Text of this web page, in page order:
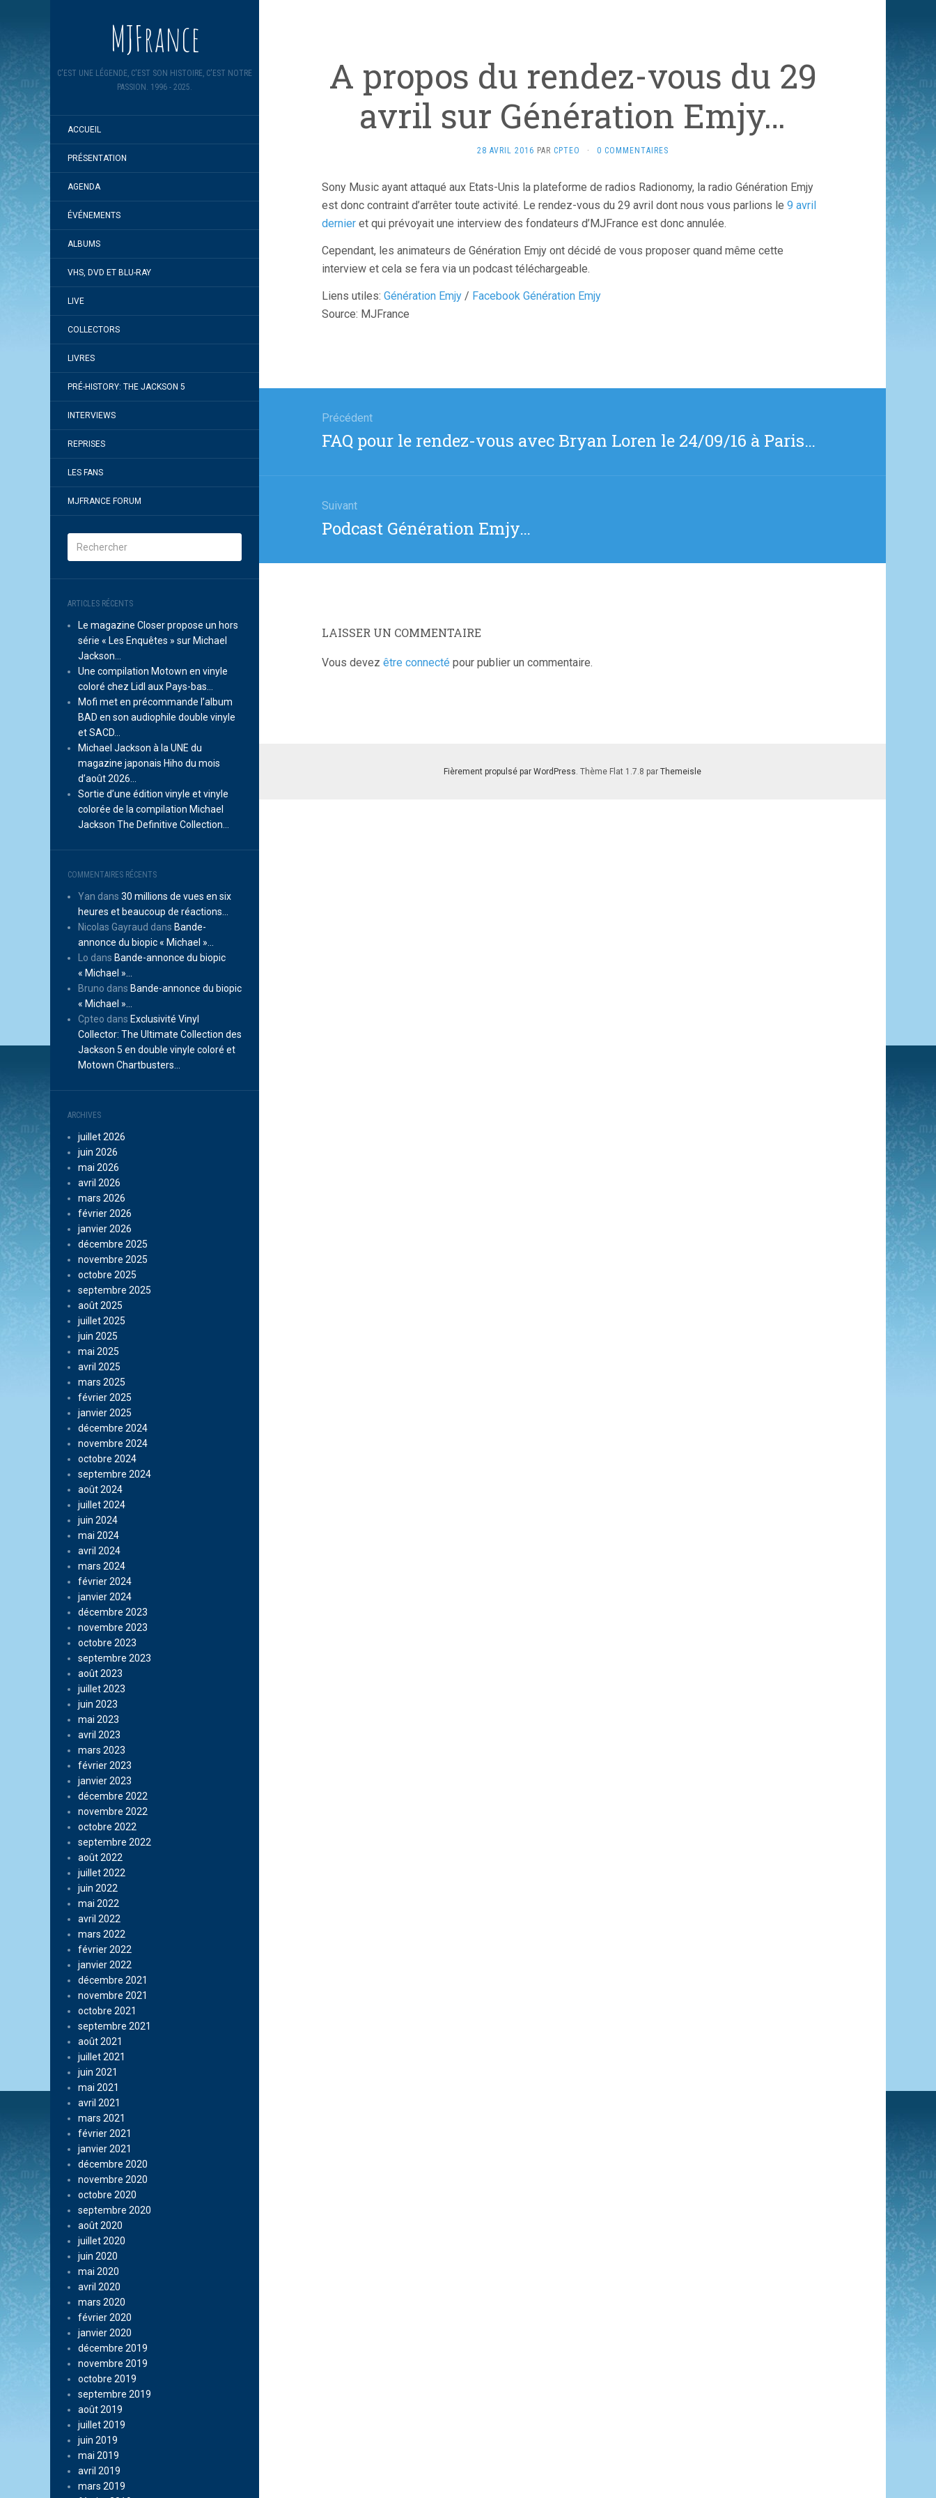
MJFrance
C'EST UNE LÉGENDE, C'EST SON HISTOIRE, C'EST NOTRE
PASSION. 1996 - 2025.
ACCUEIL
PRÉSENTATION
AGENDA
ÉVÉNEMENTS
ALBUMS
VHS, DVD ET BLU-RAY
LIVE
COLLECTORS
LIVRES
PRÉ-HISTORY: THE JACKSON 5
INTERVIEWS
REPRISES
LES FANS
MJFRANCE FORUM
ARTICLES RÉCENTS
Le magazine Closer propose un hors
série « Les Enquêtes » sur Michael
Jackson…
Une compilation Motown en vinyle
coloré chez Lidl aux Pays-bas…
Mofi met en précommande l’album
BAD en son audiophile double vinyle
et SACD…
Michael Jackson à la UNE du
magazine japonais Hiho du mois
d’août 2026…
Sortie d’une édition vinyle et vinyle
colorée de la compilation Michael
Jackson The Definitive Collection…
COMMENTAIRES RÉCENTS
Yan dans 30 millions de vues en six
heures et beaucoup de réactions…
Nicolas Gayraud dans Bande-
annonce du biopic « Michael »…
Lo dans Bande-annonce du biopic
« Michael »…
Bruno dans Bande-annonce du biopic
« Michael »…
Cpteo dans Exclusivité Vinyl
Collector: The Ultimate Collection des
Jackson 5 en double vinyle coloré et
Motown Chartbusters…
ARCHIVES
juillet 2026
juin 2026
mai 2026
avril 2026
mars 2026
février 2026
janvier 2026
décembre 2025
novembre 2025
octobre 2025
septembre 2025
août 2025
juillet 2025
juin 2025
mai 2025
avril 2025
mars 2025
février 2025
janvier 2025
décembre 2024
novembre 2024
octobre 2024
septembre 2024
août 2024
juillet 2024
juin 2024
mai 2024
avril 2024
mars 2024
février 2024
janvier 2024
décembre 2023
novembre 2023
octobre 2023
septembre 2023
août 2023
juillet 2023
juin 2023
mai 2023
avril 2023
mars 2023
février 2023
janvier 2023
décembre 2022
novembre 2022
octobre 2022
septembre 2022
août 2022
juillet 2022
juin 2022
mai 2022
avril 2022
mars 2022
février 2022
janvier 2022
décembre 2021
novembre 2021
octobre 2021
septembre 2021
août 2021
juillet 2021
juin 2021
mai 2021
avril 2021
mars 2021
février 2021
janvier 2021
décembre 2020
novembre 2020
octobre 2020
septembre 2020
août 2020
juillet 2020
juin 2020
mai 2020
avril 2020
mars 2020
février 2020
janvier 2020
décembre 2019
novembre 2019
octobre 2019
septembre 2019
août 2019
juillet 2019
juin 2019
mai 2019
avril 2019
mars 2019
A propos du rendez-vous du 29
avril sur Génération Emjy…
28 AVRIL 2016 PAR CPTEO · 0 COMMENTAIRES
Sony Music ayant attaqué aux Etats-Unis la plateforme de radios Radionomy, la radio Génération Emjy
est donc contraint d’arrêter toute activité. Le rendez-vous du 29 avril dont nous vous parlions le 9 avril
dernier et qui prévoyait une interview des fondateurs d’MJFrance est donc annulée.
Cependant, les animateurs de Génération Emjy ont décidé de vous proposer quand même cette
interview et cela se fera via un podcast téléchargeable.
Liens utiles: Génération Emjy / Facebook Génération Emjy
Source: MJFrance
Navigation
de
l’article
Précédent
Article
précédent
FAQ pour le rendez-vous avec Bryan Loren le 24/09/16 à Paris…
Suivant
Article
Podcast Génération Emjy…
LAISSER UN COMMENTAIRE
Vous devez être connecté pour publier un commentaire.
Fièrement propulsé par WordPress. Thème Flat 1.7.8 par Themeisle